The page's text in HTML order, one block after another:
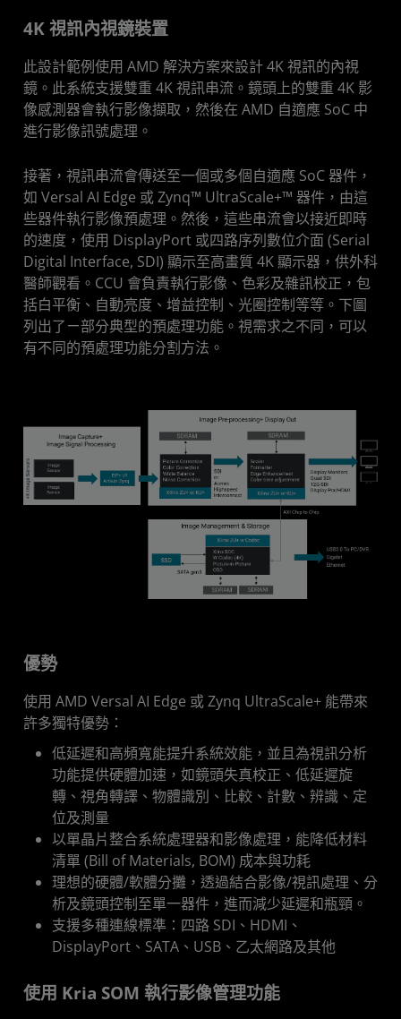
4K 視訊內視鏡裝置
此設計範例使用 AMD 解決方案來設計 4K 視訊的內視
鏡。此系統支援雙重 4K 視訊串流。鏡頭上的雙重 4K 影
像感測器會執行影像擷取，然後在 AMD 自適應 SoC 中
進行影像訊號處理。
接著，視訊串流會傳送至一個或多個自適應 SoC 器件，
如 Versal AI Edge 或 Zynq™ UltraScale+™ 器件，由這
些器件執行影像預處理。然後，這些串流會以接近即時
的速度，使用 DisplayPort 或四路序列數位介面 (Serial
Digital Interface, SDI) 顯示至高畫質 4K 顯示器，供外科
醫師觀看。CCU 會負責執行影像、色彩及雜訊校正，包
括白平衡、自動亮度、增益控制、光圈控制等等。下圖
列出了ㄧ部分典型的預處理功能。視需求之不同，可以
有不同的預處理功能分割方法。
優勢
使用 AMD Versal AI Edge 或 Zynq UltraScale+ 能帶來
許多獨特優勢：
低延遲和高頻寬能提升系統效能，並且為視訊分析
功能提供硬體加速，如鏡頭失真校正、低延遲旋
轉、視角轉譯、物體識別、比較、計數、辨識、定
位及測量
以單晶片整合系統處理器和影像處理，能降低材料
清單 (Bill of Materials, BOM) 成本與功耗
理想的硬體/軟體分攤，透過結合影像/視訊處理、分
析及鏡頭控制至單一器件，進而減少延遲和瓶頸。
支援多種連線標準：四路 SDI、HDMI、
DisplayPort、SATA、USB、乙太網路及其他
使用 Kria SOM 執行影像管理功能